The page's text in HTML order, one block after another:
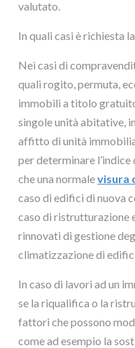
valutato.
In quali casi è richiesta
Nei casi di
quali rogito, permuta,
immobili a titolo
singole unità abitative,
affitto di unità
per determinare
che una normalevisura
caso di edifici di nuova
caso di ristrutturazione
rinnovati di gestione
climatizzazione di
In caso di lavori ad un
se la riqualifica o la
fattori che possono
come ad esempio la